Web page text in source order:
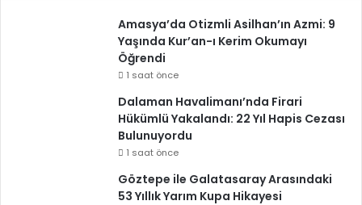
Amasya’da Otizmli Asilhan’ın Azmi: 9
Yaşında Kur’an-ı Kerim Okumayı
Öğrendi
1 saat önce
Dalaman Havalimanı’nda Firari
Hükümlü Yakalandı: 22 Yıl Hapis Cezası
Bulunuyordu
1 saat önce
Göztepe ile Galatasaray Arasındaki
53 Yıllık Yarım Kupa Hikayesi